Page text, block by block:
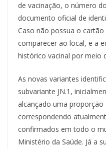
de vacinação, o número
documento oficial de
Caso não possua o
comparecer ao local, e a
histórico vacinal por meio
As novas variantes
subvariante JN.1,
alcançado uma
correspondendo
confirmados em todo o
Ministério da Saúde. Já a